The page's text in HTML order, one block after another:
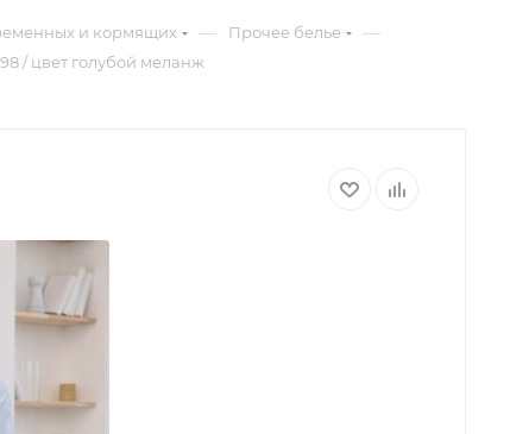
и кормящих — Прочее белье —
/ цвет голубой меланж